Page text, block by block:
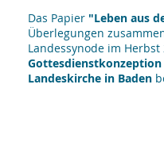
Das Papier "Leben aus
Überlegungen
Landessynode im Herbst
Gottesdienstkonzeption
Landeskirche in Baden